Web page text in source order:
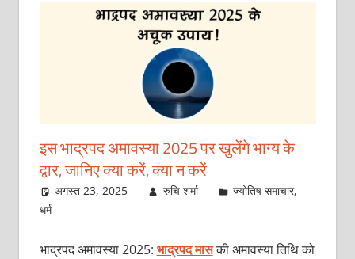
JOURNAL
–
ASTROSAGE
MAGAZINE
इस भाद्रपद अमावस्या 2025 पर खुलेंगे भाग्य के
द्वार, जानिए क्या करें, क्या न करें
अगस्त 23, 2025 रुचि शर्मा ज्योतिष समाचार,
धर्म
भाद्रपद अमावस्या 2025: भाद्रपद मासकी अमावस्या तिथि को